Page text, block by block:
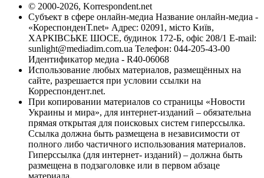
© 2000-2026, Korrespondent.net
Субъект в сфере онлайн-медиа Название онлайн-медиа -
«КореспонденТ.net» Адрес: 02091, місто Київ,
ХАРКІВСЬКЕ ШОСЕ, будинок 172-Б, офіс 208/1 E-mail:
sunlight@mediadim.com.ua Телефон: 044-205-43-00
Идентификатор медиа - R40-06068
Использование любых материалов, размещённых на
сайте, разрешается при условии ссылки на
Корреспондент.net.
При копировании материалов со страницы «Новости
Украины и мира», для интернет-изданий – обязательна
прямая открытая для поисковых систем гиперссылка.
Ссылка должна быть размещена в независимости от
полного либо частичного использования материалов.
Гиперссылка (для интернет- изданий) – должна быть
размещена в подзаголовке или в первом абзаце
материала.